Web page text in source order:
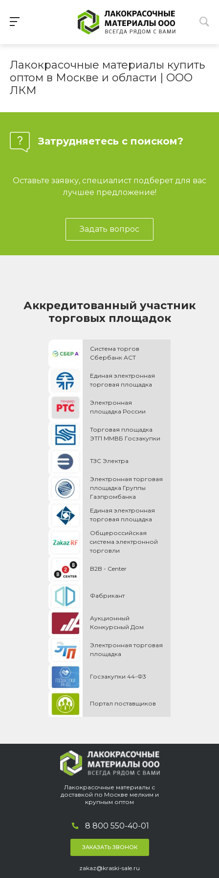
Лакокрасочные материалы купить
оптом в Москве и области | ООО
ЛКМ
Затрудняетесь с поиском?
Оставьте заявку, специалист подберет для вас
лучшее предложение!
Задать вопрос
Аккредитованный участник
торговых площадок
Система торгов
Сбербанк АСТ
Единая электронная
торговая площадка
Электронная
площадка России
Торговая площадка
ЭТП ММВБ Госзакупки
ТЗС Электра
Электронная торговая
площадка Группы
Газпромбанка
Единая электронная
торговая площадка
Общероссийская
cистема электронной
торговли
B2B - Center
Фабрикант
Аукционный
Конкурсный Дом
Электронная торговая
площадка
Госзакупки 44-Ф3
Портал поставщиков
Лакокрасочные материалы с
доставкой по Москве мелким и
крупным оптом
8 800 550-40-01
ЗАКАЗАТЬ ЗВОНОК
zakaz@kraski-sale.ru